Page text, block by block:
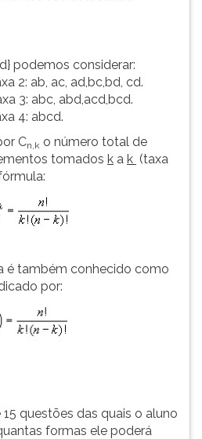
podemos considerar:
2: ab, ac, ad,bc,bd, cd.
3: abc, abd,acd,bcd.
4: abcd.
Cn,k o número total de
tomados k a k (taxa
é também conhecido como
por:
questões das quais o aluno
formas ele poderá